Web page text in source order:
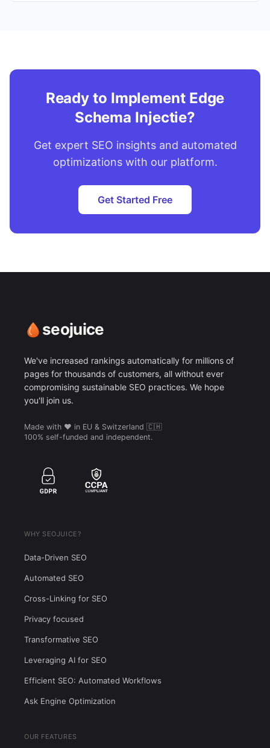
Ready to Implement Edge
Schema Injectie?
Get expert SEO insights and automated
optimizations with our platform.
Get Started Free
seojuice
We've increased rankings automatically for millions of
pages for thousands of customers, all without ever
compromising sustainable SEO practices. We hope
you'll join us.
Made with ❤️ in EU & Switzerland 🇨🇭
100% self-funded and independent.
WHY SEOJUICE?
Data-Driven SEO
Automated SEO
Cross-Linking for SEO
Privacy focused
Transformative SEO
Leveraging AI for SEO
Efficient SEO: Automated Workflows
Ask Engine Optimization
OUR FEATURES